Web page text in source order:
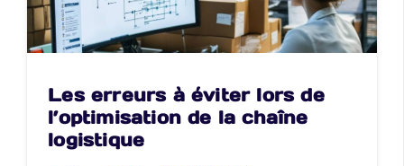
Les erreurs à éviter lors de
l’optimisation de la chaîne
logistique